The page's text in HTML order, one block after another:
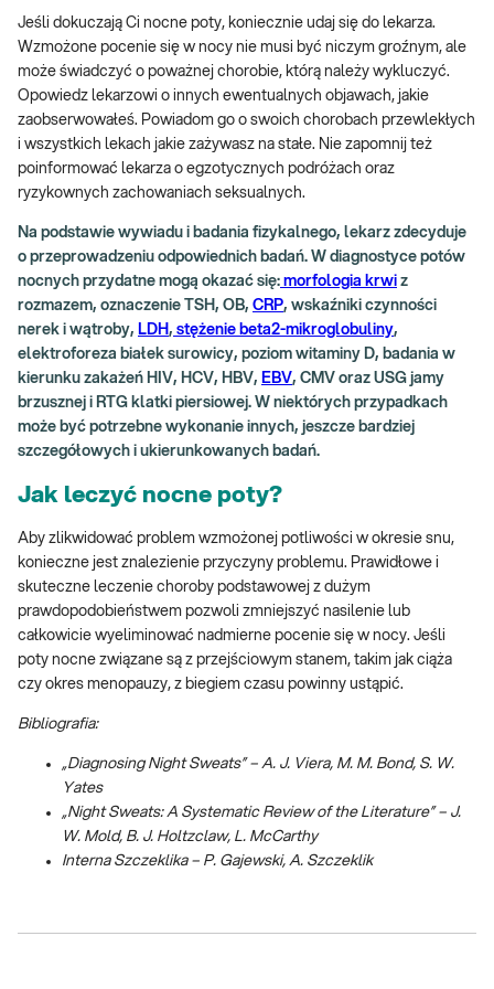
Jeśli dokuczają Ci nocne poty, koniecznie udaj się do lekarza.
Wzmożone pocenie się w nocy nie musi być niczym groźnym, ale
może świadczyć o poważnej chorobie, którą należy wykluczyć.
Opowiedz lekarzowi o innych ewentualnych objawach, jakie
zaobserwowałeś. Powiadom go o swoich chorobach przewlekłych
i wszystkich lekach jakie zażywasz na stałe. Nie zapomnij też
poinformować lekarza o egzotycznych podróżach oraz
ryzykownych zachowaniach seksualnych.
Na podstawie wywiadu i badania fizykalnego, lekarz zdecyduje
o przeprowadzeniu odpowiednich badań. W diagnostyce potów
nocnych przydatne mogą okazać się: morfologia krwi z
rozmazem, oznaczenie TSH, OB, CRP, wskaźniki czynności
nerek i wątroby, LDH, stężenie beta2-mikroglobuliny,
elektroforeza białek surowicy, poziom witaminy D, badania w
kierunku zakażeń HIV, HCV, HBV, EBV, CMV oraz USG jamy
brzusznej i RTG klatki piersiowej. W niektórych przypadkach
może być potrzebne wykonanie innych, jeszcze bardziej
szczegółowych i ukierunkowanych badań.
Jak leczyć nocne poty?
Aby zlikwidować problem wzmożonej potliwości w okresie snu,
konieczne jest znalezienie przyczyny problemu. Prawidłowe i
skuteczne leczenie choroby podstawowej z dużym
prawdopodobieństwem pozwoli zmniejszyć nasilenie lub
całkowicie wyeliminować nadmierne pocenie się w nocy. Jeśli
poty nocne związane są z przejściowym stanem, takim jak ciąża
czy okres menopauzy, z biegiem czasu powinny ustąpić.
Bibliografia:
„Diagnosing Night Sweats” – A. J. Viera, M. M. Bond, S. W.
Yates
„Night Sweats: A Systematic Review of the Literature” – J.
W. Mold, B. J. Holtzclaw, L. McCarthy
Interna Szczeklika – P. Gajewski, A. Szczeklik